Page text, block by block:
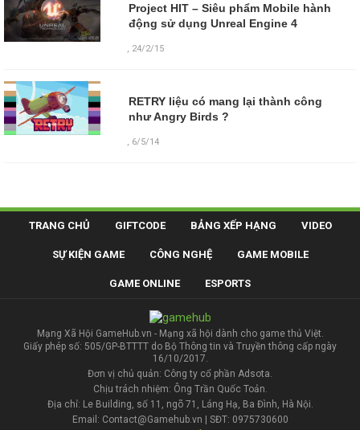
Project HIT – Siêu phẩm Mobile hành
động sử dụng Unreal Engine 4
, 24/2/15
RETRY liệu có mang lại thành công
như Angry Birds ?
, 6/5/14
TRANG CHỦ GIFTCODE BẢNG XẾP HẠNG VIDEO
SỰ KIỆN GAME CÔNG NGHỆ GAME MOBILE
GAME ONLINE ESPORTS
Mạng Xã Hội GameHub.vn - Mạng xã hội dành cho game thủ Việt.
Giấy phép số: 505/GP-BTTTT do Bộ Thông tin và Truyền thông cấp ngày
16/10/2017.
Đơn vị chủ quản: Công ty cổ phần Adsota.
Chịu trách nhiệm: Ông Trần Quốc Toản.
Địa chỉ: Le Building, số 11, ngõ 71, Láng Hạ, Ba Đình, Hà Nội.
Email: Contact@Gamehub.vn | SĐT: 0975730600